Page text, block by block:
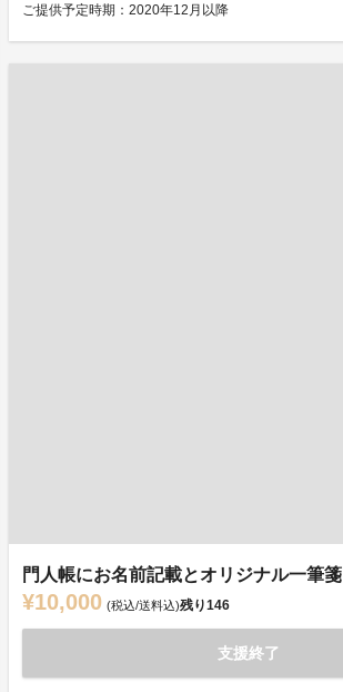
ご提供予定時期：2020年12月以降
門人帳にお名前記載とオリジナル一筆箋
¥10,000 (税込/送料込)残り146
支援終了